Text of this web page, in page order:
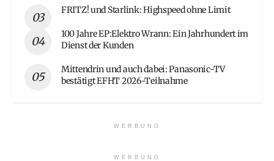
FRITZ! und Starlink: Highspeed ohne Limit
100 Jahre EP:Elektro Wrann: Ein Jahrhundert im
Dienst der Kunden
Mittendrin und auch dabei: Panasonic-TV
bestätigt EFHT 2026-Teilnahme
WERBUNG
WERBUNG